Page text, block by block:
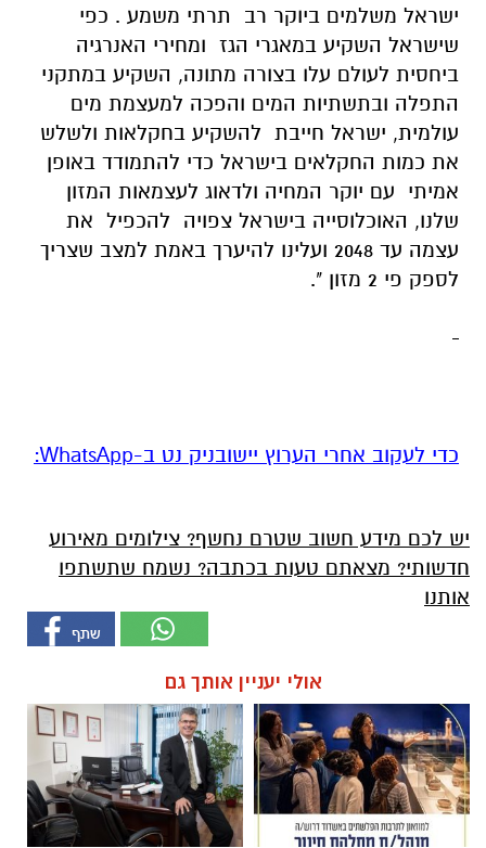
ישראל משלמים ביוקר רב תרתי משמע . כפי
שישראל השקיע במאגרי הגז ומחירי האנרגיה
ביחסית לעולם עלו בצורה מתונה, השקיע במתקני
התפלה ובתשתיות המים והפכה למעצמת מים
עולמית, ישראל חייבת להשקיע בחקלאות ולשלש
את כמות החקלאים בישראל כדי להתמודד באופן
אמיתי עם יוקר המחיה ולדאוג לעצמאות המזון
שלנו, האוכלוסייה בישראל צפויה להכפיל את
עצמה עד 2048 ועלינו להיערך באמת למצב שצריך
לספק פי 2 מזון ".
‏כדי לעקוב אחרי הערוץ יישובניק נט ב-WhatsApp:‏‏‏
יש לכם מידע חשוב שטרם נחשף? צילומים מאירוע
חדשותי? מצאתם טעות בכתבה? נשמח שתשתפו
אותנו
אולי יעניין אותך גם